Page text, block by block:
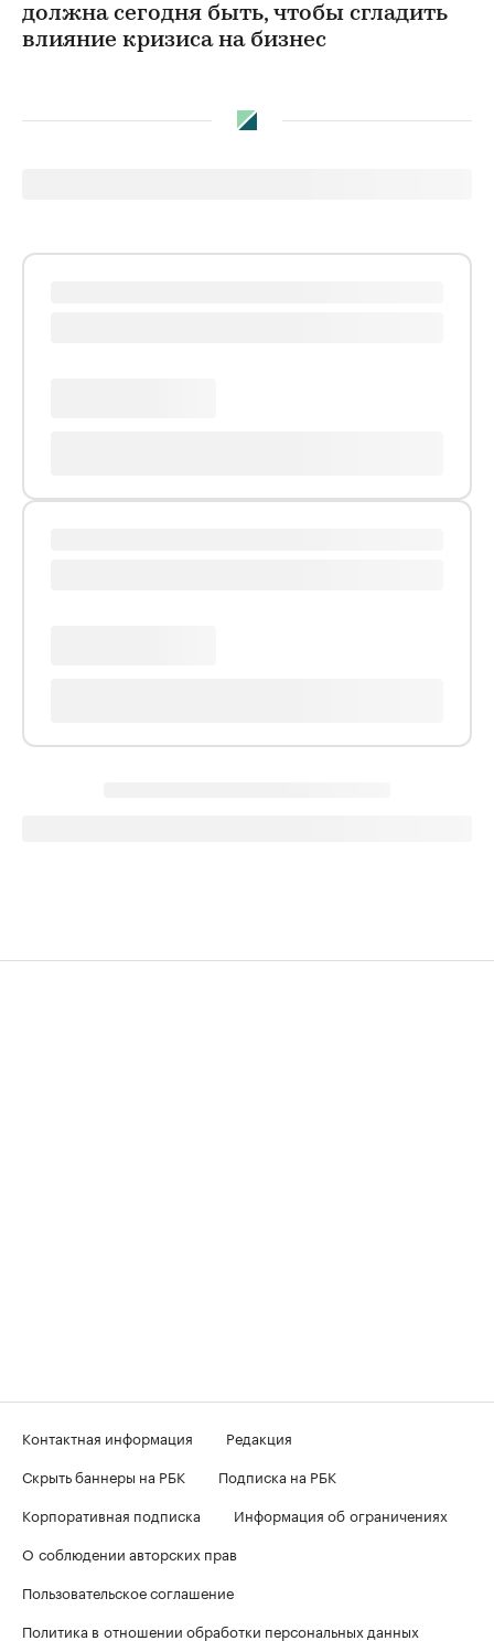
должна сегодня быть, чтобы сгладить
влияние кризиса на бизнес
Контактная информация
Редакция
Скрыть баннеры на РБК
Подписка на РБК
Корпоративная подписка
Информация об ограничениях
О соблюдении авторских прав
Пользовательское соглашение
Политика в отношении обработки персональных данных